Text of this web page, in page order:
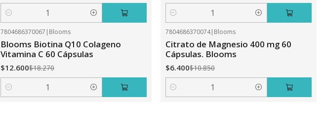
Cantidad Cantidad
7804686370067 | Blooms
Blooms Biotina Q10 Colageno
Vitamina C 60 Cápsulas
$12.600$18.270
Cantidad
7804686370074| Blooms
Citrato de Magnesio 400 mg 60
Cápsulas. Blooms
$6.400$10.850
Cantidad